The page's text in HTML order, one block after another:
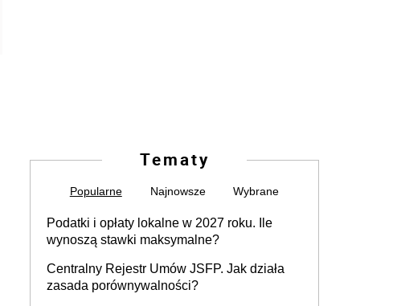
Tematy
Popularne Najnowsze Wybrane
Podatki i opłaty lokalne w 2027 roku. Ile
wynoszą stawki maksymalne?
Centralny Rejestr Umów JSFP. Jak działa
zasada porównywalności?